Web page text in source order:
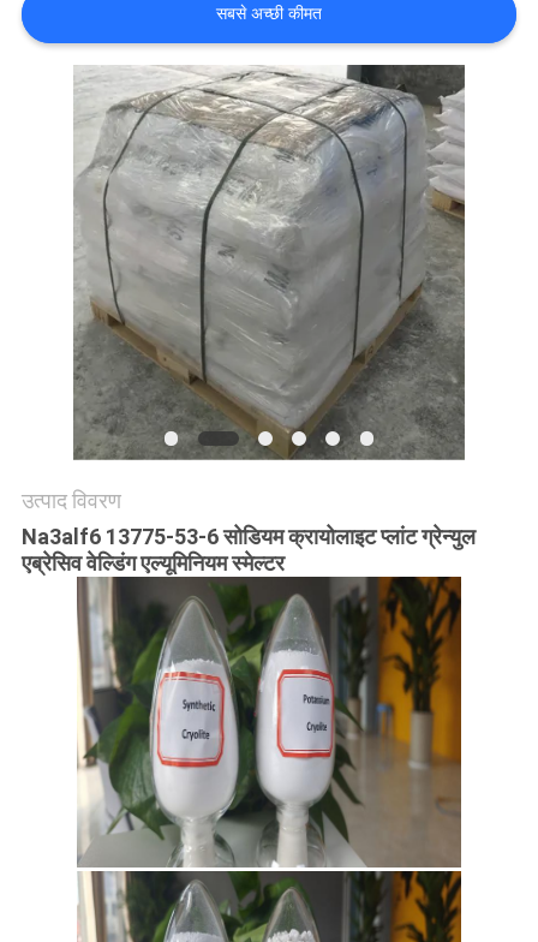
समाचार
उद्धरण
साइटमैप
गोपनीयता
सबसे अच्छी कीमत
उत्पाद विवरण
Na3alf6 13775-53-6 सोडियम क्रायोलाइट प्लांट ग्रेन्युल
एब्रेसिव वेल्डिंग एल्यूमिनियम स्मेल्टर